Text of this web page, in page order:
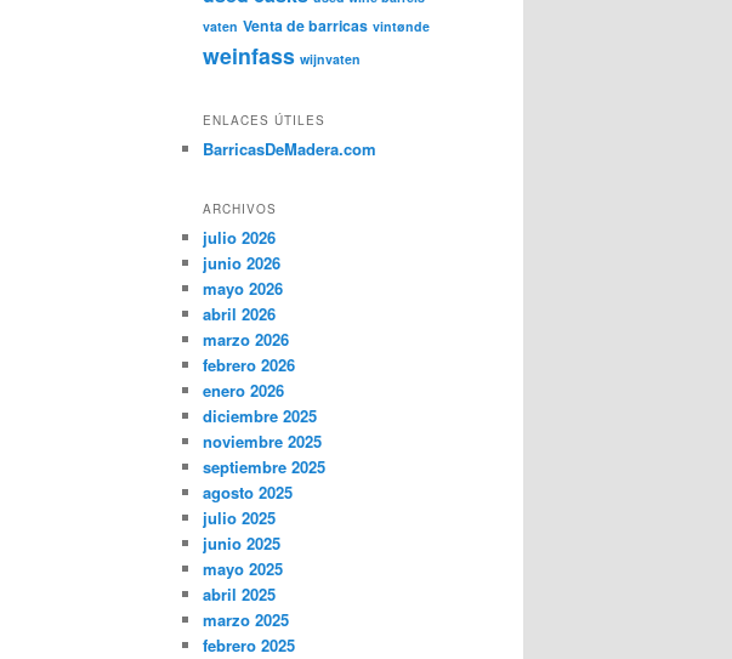
vaten Venta de barricas vintønde
weinfass wijnvaten
ENLACES ÚTILES
BarricasDeMadera.com
ARCHIVOS
julio 2026
junio 2026
mayo 2026
abril 2026
marzo 2026
febrero 2026
enero 2026
diciembre 2025
noviembre 2025
septiembre 2025
agosto 2025
julio 2025
junio 2025
mayo 2025
abril 2025
marzo 2025
febrero 2025